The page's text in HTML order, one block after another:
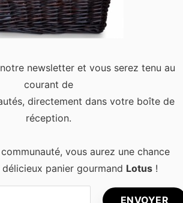
pour mon prochain commentaire.
newsletter et vous serez tenu au
courant de
directement dans votre boîte de
réception.
vous aurez une chance
panier gourmand Lotus !